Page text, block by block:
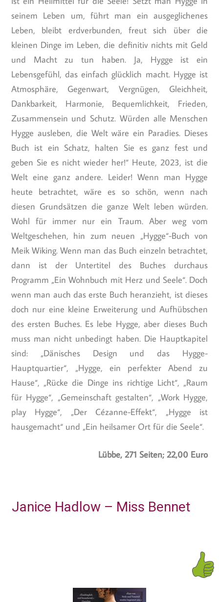
seinem Leben um, führt man ein ausgeglichenes
Leben, bleibt erdverbunden, freut sich über die
kleinen Dinge im Leben, die definitiv nichts mit Geld
und Macht zu tun haben. Ja, Hygge ist ein
Lebensgefühl, das einfach glücklich macht. Hygge ist
Atmosphäre, Gegenwart, Vergnügen, Gleichheit,
Dankbarkeit, Harmonie, Bequemlichkeit, Frieden,
Zusammensein und Schutz. Würden alle Menschen
Hygge ausleben, die Welt wäre ein Paradies. Dieses
Buch ist ein Schatz, halten Sie es ganz fest und
geben Sie es nicht wieder her!“ Heute, 2023, ist die
Welt eine ganz andere. Leider! Wenn man Hygge
heute betrachtet, wäre es so schön, wenn nach
diesen Grundsätzen die ganze Welt leben würden.
Wohl für immer nur ein Traum. Aber weg vom
Weltgeschehen, hin zum neuen „Hygge“-Buch von
Meik Wiking. Wenn man das Buch einzeln betrachtet,
dann ist der Untertitel des Buches durchaus
Programm „Ein Wohnbuch mit Herz und Seele“. Doch
wenn man auch das erste Buch heranzieht, ist dieses
doch nur eine kleine Erweiterung und Aufhübschen
des ersten Buches. Es lebe Hygge, aber dieses Buch
muss man nicht unbedingt haben. Die Hauptkapitel
sind: „Dänisches Design und das Hygge-
Hauptquartier“, „Hygge, ein perfekter Abend zu
Hause“, „Rücke die Dinge ins richtige Licht“, „Raum
für Hygge“, „Gemeinschaft gestalten“, „Work Hygge,
play Hygge“, „Der Cézanne-Effekt“, „Hygge ist
hausgemacht“ und „Ein heilsamer Ort für die Seele“.
Lübbe, 271 Seiten; 22,00 Euro
Janice Hadlow – Miss Bennet